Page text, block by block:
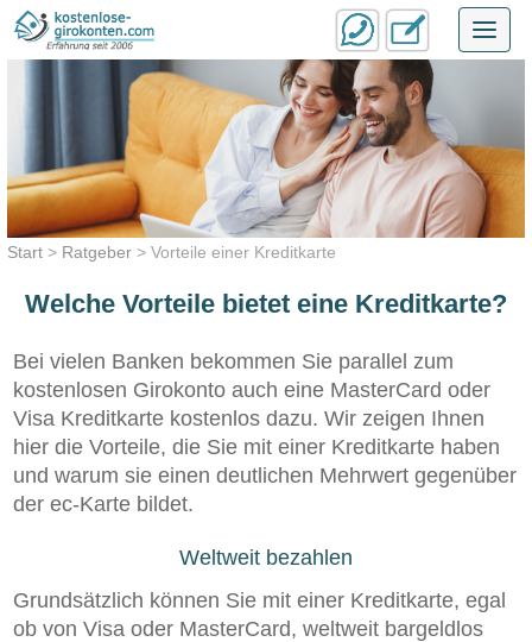
Start > Ratgeber >Vorteile einer Kreditkarte
Welche Vorteile bietet eine Kreditkarte?
Bei vielen Banken bekommen Sie parallel zum
kostenlosen Girokonto auch eine MasterCard oder
Visa Kreditkarte kostenlos dazu. Wir zeigen Ihnen
hier die Vorteile, die Sie mit einer Kreditkarte haben
und warum sie einen deutlichen Mehrwert gegenüber
der ec-Karte bildet.
Weltweit bezahlen
Grundsätzlich können Sie mit einer Kreditkarte, egal
ob von Visa oder MasterCard, weltweit bargeldlos